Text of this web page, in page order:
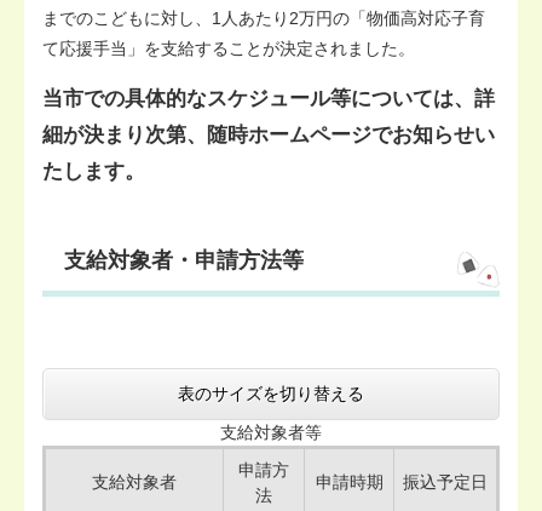
までのこどもに対し、1人あたり2万円の「物価高対応子育
て応援手当」を支給することが決定されました。
当市での具体的なスケジュール等については、詳
細が決まり次第、随時ホームページでお知らせい
たします。
支給対象者・申請方法等
表のサイズを切り替える
支給対象者等
支給対象者
申請方
法
申請時期 振込予定日